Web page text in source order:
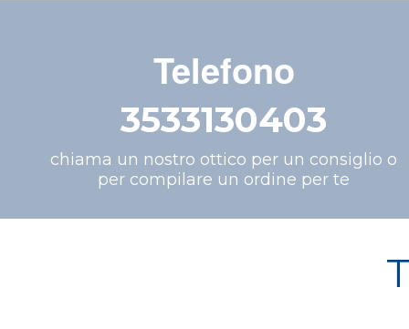
Telefono
3533130403
chiama un nostro ottico per un consiglio o
per compilare un ordine per te